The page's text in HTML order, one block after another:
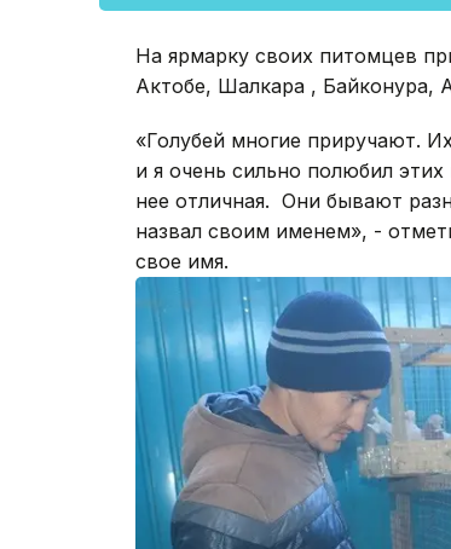
На ярмарку своих питомцев
Актобе, Шалкара , Байконура,
«Голубей многие приручают.
и я очень сильно полюбил
нее отличная. Они бывают
назвал своим именем», -
свое имя.